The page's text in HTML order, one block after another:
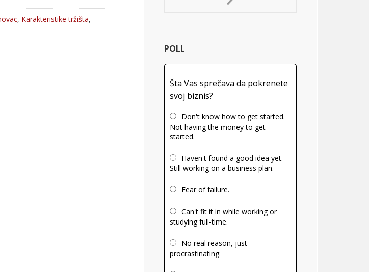
, Karakteristike tržišta,
Next
POLL
Šta Vas sprečava da pokrenete
svoj biznis?
Don't know how to get started.
Not having the money to get
started.
Haven't found a good idea yet.
Still working on a business plan.
Fear of failure.
Can't fit it in while working or
studying full-time.
No real reason, just
procrastinating.